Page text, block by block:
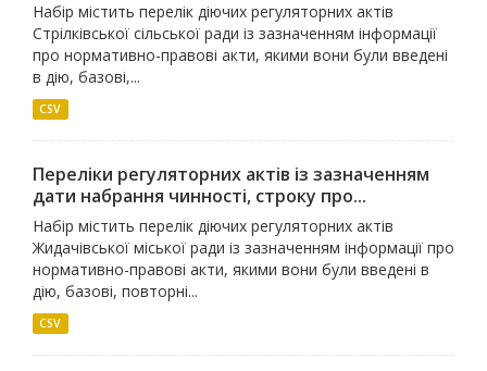
Набір містить перелік діючих регуляторних актів
Стрілківської сільської ради із зазначенням інформації
про нормативно-правові акти, якими вони були введені
в дію, базові,...
CSV
Переліки регуляторних актів із зазначенням
дати набрання чинності, строку про...
Набір містить перелік діючих регуляторних актів
Жидачівської міської ради із зазначенням інформації про
нормативно-правові акти, якими вони були введені в
дію, базові, повторні...
CSV